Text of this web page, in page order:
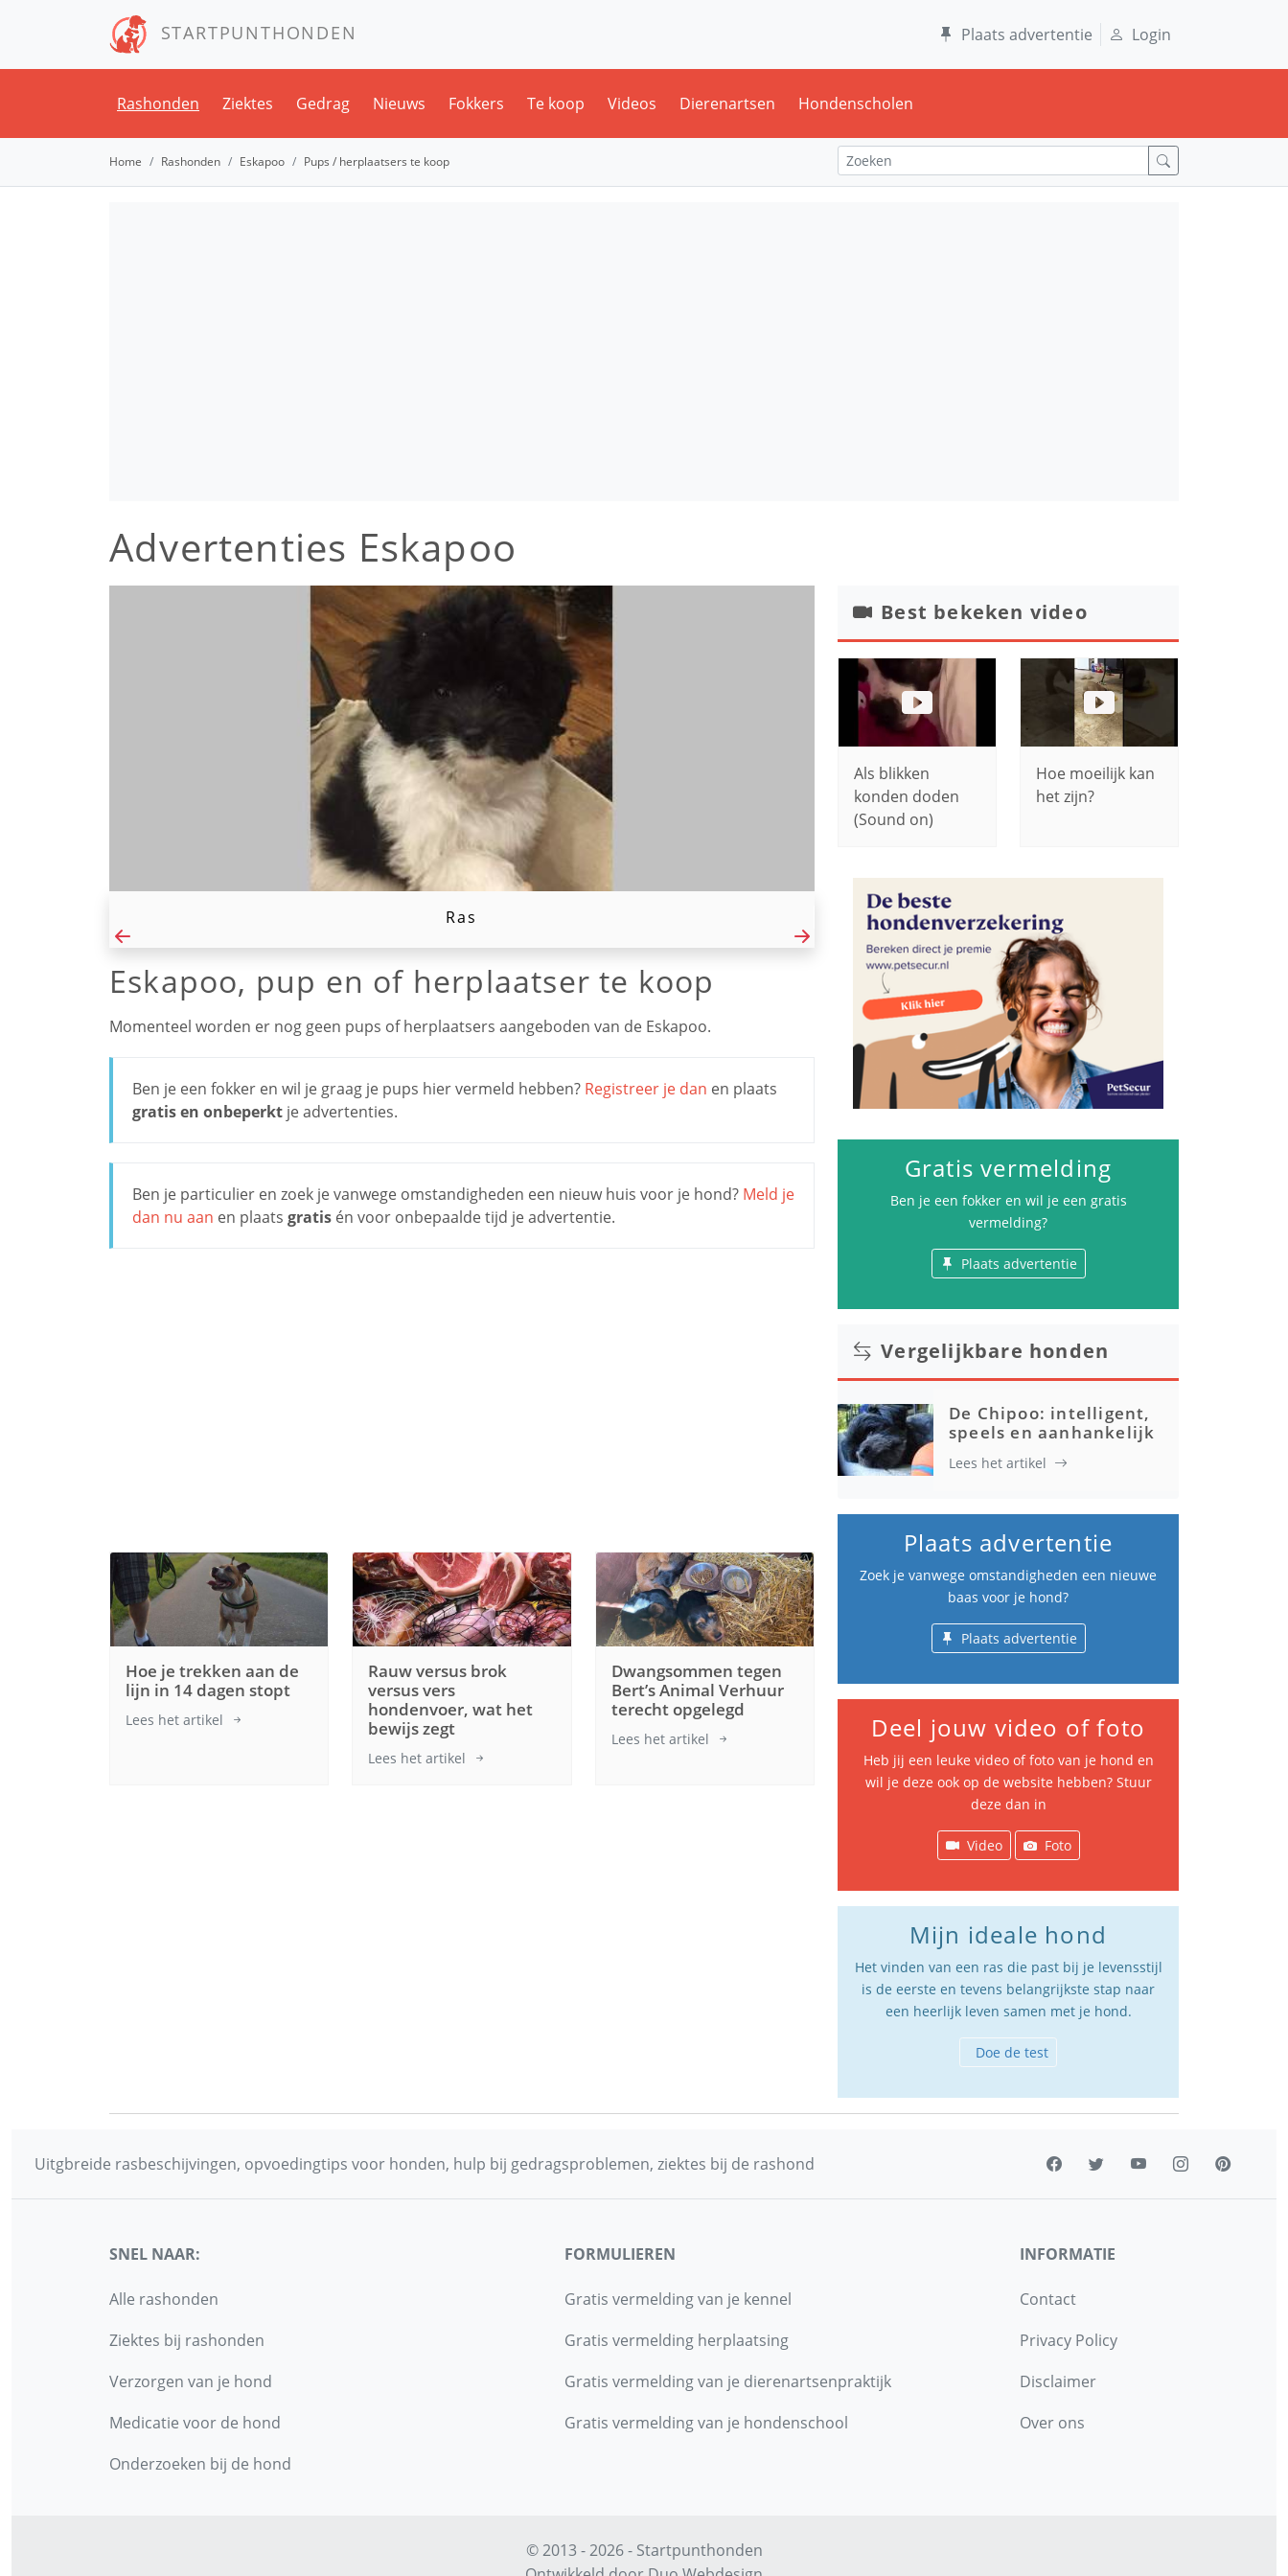
STARTPUNTHONDEN Plaats advertentie Login
Rashonden Ziektes Gedrag Nieuws Fokkers Te koop Videos Dierenartsen Hondenscholen
Home Rashonden Eskapoo Pups / herplaatsers te koop
Advertenties Eskapoo
Ras
Eskapoo, pup en of herplaatser te koop
Momenteel worden er nog geen pups of herplaatsers aangeboden van de Eskapoo.
Ben je een fokker en wil je graag je pups hier vermeld hebben? Registreer je dan en plaats
gratis en onbeperkt je advertenties.
Ben je particulier en zoek je vanwege omstandigheden een nieuw huis voor je hond? Meld je
dan nu aan en plaats gratis én voor onbepaalde tijd je advertentie.
Hoe je trekken aan de
lijn in 14 dagen stopt
Lees het artikel
Rauw versus brok
versus vers
hondenvoer, wat het
bewijs zegt
Lees het artikel
Dwangsommen tegen
Bert’s Animal Verhuur
terecht opgelegd
Lees het artikel
Best bekeken video
Als blikken
konden doden
(Sound on)
Hoe moeilijk kan
het zijn?
Gratis vermelding
Ben je een fokker en wil je een gratis
vermelding?
Plaats advertentie
Vergelijkbare honden
De Chipoo: intelligent,
speels en aanhankelijk
Lees het artikel
Plaats advertentie
Zoek je vanwege omstandigheden een nieuwe
baas voor je hond?
Plaats advertentie
Deel jouw video of foto
Heb jij een leuke video of foto van je hond en
wil je deze ook op de website hebben? Stuur
deze dan in
Video Foto
Mijn ideale hond
Het vinden van een ras die past bij je levensstijl
is de eerste en tevens belangrijkste stap naar
een heerlijk leven samen met je hond.
Doe de test
Uitgbreide rasbeschijvingen, opvoedingtips voor honden, hulp bij gedragsproblemen, ziektes bij de rashond
SNEL NAAR:
Alle rashonden
Ziektes bij rashonden
Verzorgen van je hond
Medicatie voor de hond
Onderzoeken bij de hond
FORMULIEREN
Gratis vermelding van je kennel
Gratis vermelding herplaatsing
Gratis vermelding van je dierenartsenpraktijk
Gratis vermelding van je hondenschool
INFORMATIE
Contact
Privacy Policy
Disclaimer
Over ons
© 2013 - 2026 - Startpunthonden